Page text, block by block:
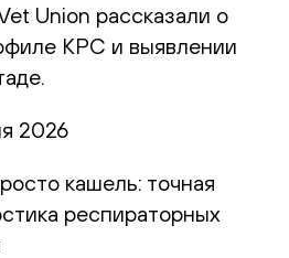
Union рассказали о
КРС и выявлении
2026
кашель: точная
респираторных